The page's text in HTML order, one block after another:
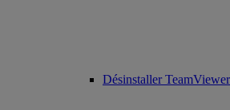
Désinstaller